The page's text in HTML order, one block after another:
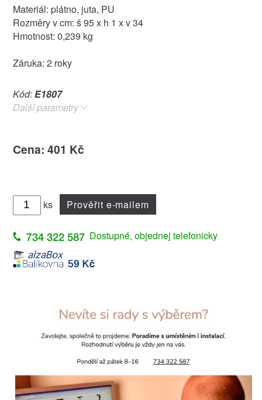
Materiál: plátno, juta, PU
Rozměry v cm: š 95 x h 1 x v 34
Hmotnost: 0,239 kg
Záruka: 2 roky
Kód:E1807
Další parametry
Cena: 401 Kč
ks Prověřit e-mailem
Dostupné, objednej telefonicky